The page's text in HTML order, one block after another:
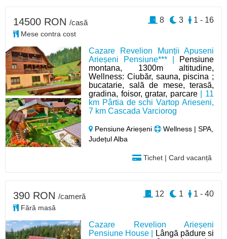
Cazare Revelion Munții Apuseni
Arieșeni Pensiune*** |
Pensiune
montana, 1300m altitudine,
Wellness: Ciubăr, sauna, piscina ;
bucatarie, sală de mese, terasă,
gradina, foisor, gratar, parcare| 11
km Pârtia de schi Vartop Arieseni,
7 km Cascada Varciorog
Pensiune Arieșeni
Wellness | SPA,
Județul Alba
Tichet | Card vacanță
14500 RON /casă
Mese contra cost
1 - 16
3
8
Cazare Revelion Arieșeni
Pensiune House |
Lângă pădure si
390 RON /cameră
Fără masă
1 - 40
1
12